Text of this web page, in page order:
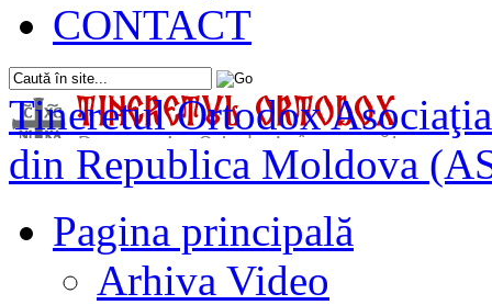
CONTACT
Tineretul Ortodox
din Republica Moldova
Pagina principală
Arhiva Video